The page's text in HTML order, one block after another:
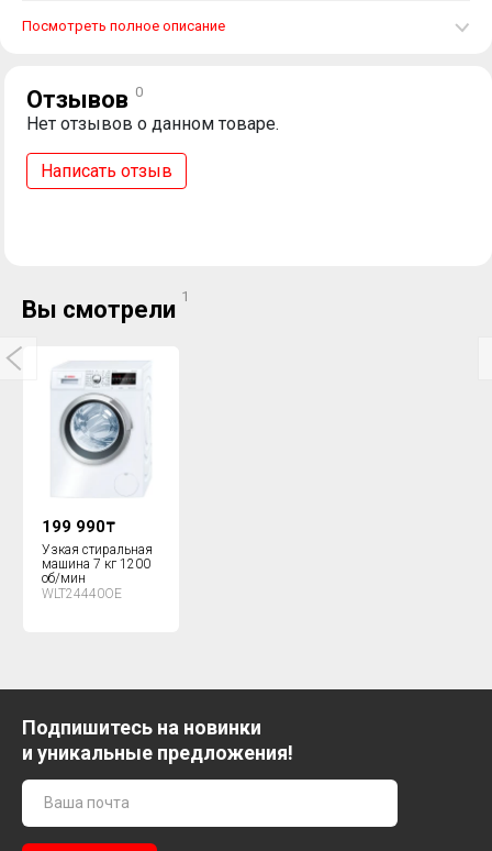
Посмотреть полное описание
Отзывов 0
Нет отзывов о данном товаре.
Написать отзыв
Вы смотрели 1
199 990₸
Узкая стиральная
машина 7 кг 1200
об/мин
WLT24440OE
Подпишитесь на новинки
и уникальные предложения!